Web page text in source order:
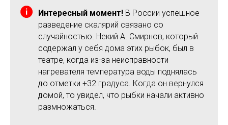
Интересный момент! В России успешное
разведение скалярий связано со
случайностью. Некий А. Смирнов, который
содержал у себя дома этих рыбок, был в
театре, когда из-за неисправности
нагревателя температура воды поднялась
до отметки +32 градуса. Когда он вернулся
домой, то увидел, что рыбки начали активно
размножаться.